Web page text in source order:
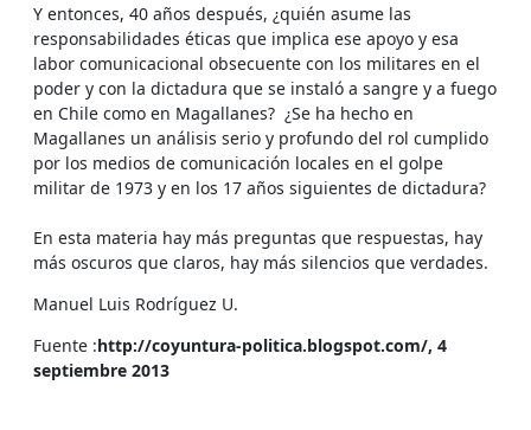
Y entonces, 40 años después, ¿quién asume las
responsabilidades éticas que implica ese apoyo y esa
labor comunicacional obsecuente con los militares en el
poder y con la dictadura que se instaló a sangre y a fuego
en Chile como en Magallanes? ¿Se ha hecho en
Magallanes un análisis serio y profundo del rol cumplido
por los medios de comunicación locales en el golpe
militar de 1973 y en los 17 años siguientes de dictadura?
En esta materia hay más preguntas que respuestas, hay
más oscuros que claros, hay más silencios que verdades.
Manuel Luis Rodríguez U.
Fuente :http://coyuntura-politica.blogspot.com/, 4
septiembre 2013